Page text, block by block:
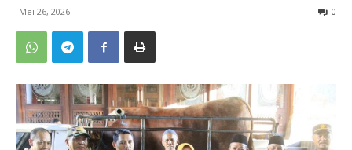
Mei 26, 2026 0